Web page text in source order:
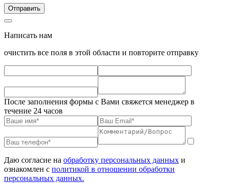
Написать нам
очистить все поля в этой области и повторите отправку
После заполнения формы с Вами свяжется менеджер в
течение 24 часов
Даю согласие на обработку персональных данных и
ознакомлен с политикой в отношении обработки
персональных данных.